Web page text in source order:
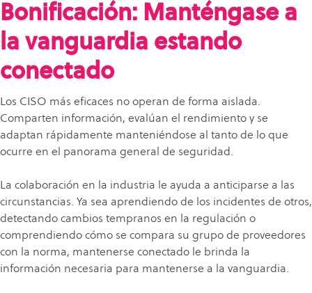
Bonificación: Manténgase a
la vanguardia estando
conectado
Los CISO más eficaces no operan de forma aislada.
Comparten información, evalúan el rendimiento y se
adaptan rápidamente manteniéndose al tanto de lo que
ocurre en el panorama general de seguridad.
La colaboración en la industria le ayuda a anticiparse a las
circunstancias. Ya sea aprendiendo de los incidentes de otros,
detectando cambios tempranos en la regulación o
comprendiendo cómo se compara su grupo de proveedores
con la norma, mantenerse conectado le brinda la
información necesaria para mantenerse a la vanguardia.